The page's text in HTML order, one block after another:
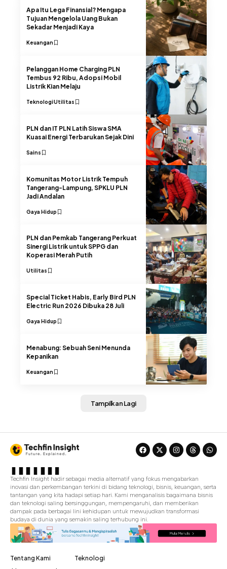
Apa Itu Lega Finansial? Mengapa
Tujuan Mengelola Uang Bukan
Sekadar Menjadi Kaya
Keuangan
Pelanggan Home Charging PLN
Tembus 92 Ribu, Adopsi Mobil
Listrik Kian Melaju
TeknologiUtilitas
PLN dan IT PLN Latih Siswa SMA
Kuasai Energi Terbarukan Sejak Dini
Sains
Komunitas Motor Listrik Tempuh
Tangerang-Lampung, SPKLU PLN
Jadi Andalan
Gaya Hidup
PLN dan Pemkab Tangerang Perkuat
Sinergi Listrik untuk SPPG dan
Koperasi Merah Putih
Utilitas
Special Ticket Habis, Early Bird PLN
Electric Run 2026 Dibuka 28 Juli
Gaya Hidup
Menabung: Sebuah Seni Menunda
Kepanikan
Keuangan
Tampilkan Lagi
Techfin Insight hadir sebagai media alternatif yang fokus mengabarkan
inovasi dan perkembangan terkini di bidang teknologi, bisnis, keuangan, serta
tantangan yang kita hadapi setiap hari. Kami menganalisis bagaimana bisnis
dan teknologi saling bersinggungan, mempengaruhi, dan memberikan
dampak pada berbagai lini kehidupan untuk mewujudkan transformasi
budaya di dunia yang semakin saling terhubung ini.
Tentang Kami
Teknologi